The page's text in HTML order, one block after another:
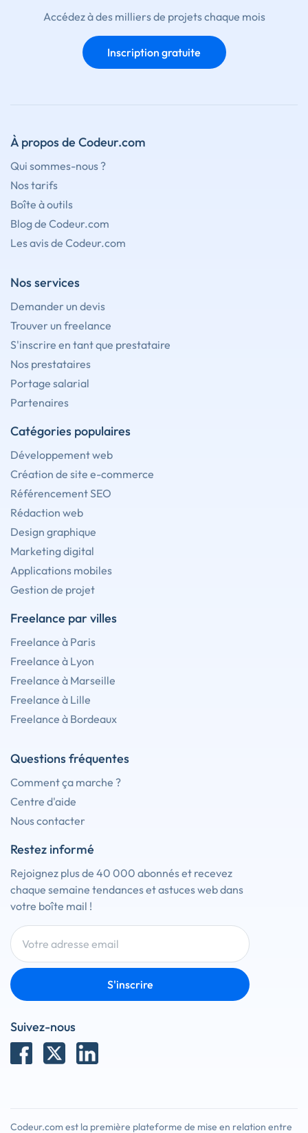
Accédez à des milliers de projets chaque mois
Inscription gratuite
À propos de Codeur.com
Qui sommes-nous ?
Nos tarifs
Boîte à outils
Blog de Codeur.com
Les avis de Codeur.com
Nos services
Demander un devis
Trouver un freelance
S'inscrire en tant que prestataire
Nos prestataires
Portage salarial
Partenaires
Catégories populaires
Développement web
Création de site e-commerce
Référencement SEO
Rédaction web
Design graphique
Marketing digital
Applications mobiles
Gestion de projet
Freelance par villes
Freelance à Paris
Freelance à Lyon
Freelance à Marseille
Freelance à Lille
Freelance à Bordeaux
Questions fréquentes
Comment ça marche ?
Centre d'aide
Nous contacter
Restez informé
Rejoignez plus de 40 000 abonnés et recevez
chaque semaine tendances et astuces web dans
votre boîte mail !
S'inscrire
Suivez-nous
Codeur.com est la première plateforme de mise en relation entre